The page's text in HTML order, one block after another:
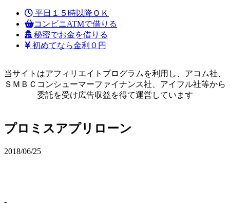
平日１５時以降ＯＫ
コンビニATMで借りる
秘密でお金を借りる
初めてなら金利０円
当サイトはアフィリエイトプログラムを利用し、アコム社、
ＳＭＢＣコンシューマーファイナンス社、アイフル社等から
委託を受け広告収益を得て運営しています
プロミスアプリローン
2018/06/25
-